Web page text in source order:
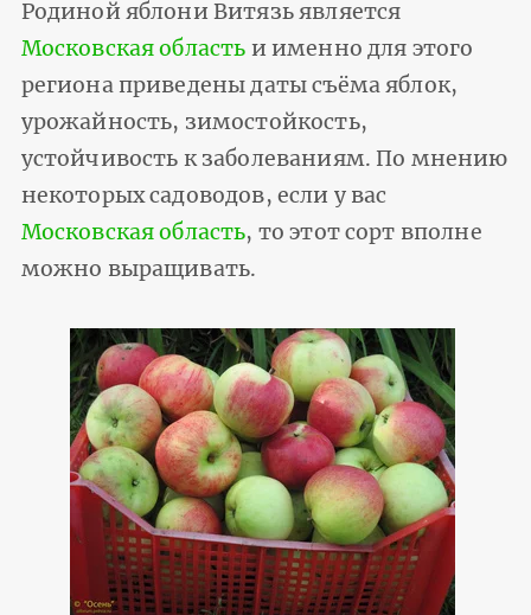
Родиной яблони Витязь является
Московская область и именно для этого
региона приведены даты съёма яблок,
урожайность, зимостойкость,
устойчивость к заболеваниям. По мнению
некоторых садоводов, если у вас
Московская область, то этот сорт вполне
можно выращивать.